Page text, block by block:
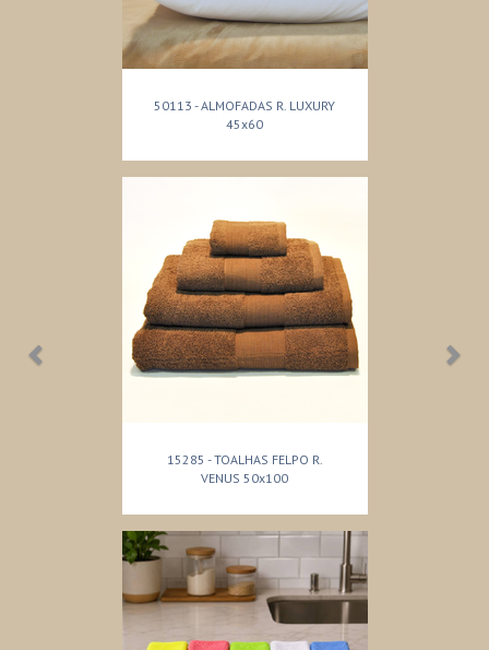
50113 - ALMOFADAS R. LUXURY
45x60
15285 - TOALHAS FELPO R.
VENUS 50x100